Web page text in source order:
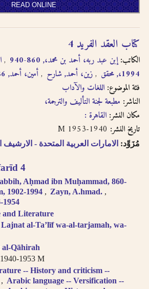
READ ONLINE
4
Aḥmad ibn Muḥammad, 860-
1902-1994
Zayn, A.hmad.
1954
and Literature
Lajnat al-Taʼlīf wa-al-tarjamah, wa-
al-Qāhirah
1940-1953 M
-- History and criticism --
Arabic language -- Versification --
كتاب العقد الفريد 4
الكاتب: إبن عبد ربه، أحمد بن محمد،, 860-940
1994،, محقق
زين، أحمد, شارح
أمين، أحمد, 1886-1954م, شارح
فئة الموضوع: اللغات والآداب
الناشر: مطبعة لجنة التأليف والترجمة،
مكان النشر: القاهرة :
تاريخ النشر:
مُزَوِّد: الامارات العربية المتحدة -